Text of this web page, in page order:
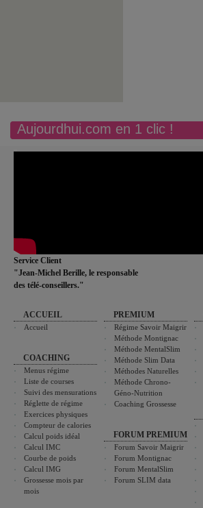
Aujourdhui.com en 1 clic !
Service Client
"Jean-Michel Berille, le responsable
des télé-conseillers."
ACCUEIL
Accueil
COACHING
Menus régime
Liste de courses
Suivi des mensurations
Réglette de régime
Exercices physiques
Compteur de calories
Calcul poids idéal
Calcul IMC
Courbe de poids
Calcul IMG
Grossesse mois par
mois
PREMIUM
Régime Savoir Maigrir
Méthode Montignac
Méthode MentalSlim
Méthode Slim Data
Méthodes Naturelles
Méthode Chrono-
Géno-Nutrition
Coaching Grossesse
FORUM PREMIUM
Forum Savoir Maigrir
Forum Montignac
Forum MentalSlim
Forum SLIM data